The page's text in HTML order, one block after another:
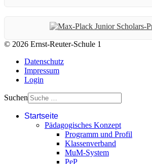
© 2026 Ernst-Reuter-Schule 1
Datenschutz
Impressum
Login
Suchen
Startseite
Pädagogisches Konzept
Programm und Profil
Klassenverband
MuM-System
PeP